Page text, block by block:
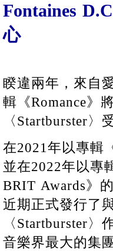
Fontaines
心
睽違兩年，來自
輯《Romance》
〈Startburster〉
在2021年以專輯
並在2022年以專
BRIT Awards》
近期正式發行了
〈Startburster
音樂界最大的集